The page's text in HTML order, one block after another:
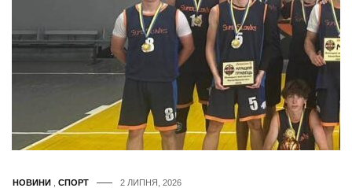
НОВИНИ СПОРТ 2 ЛИПНЯ, 2026